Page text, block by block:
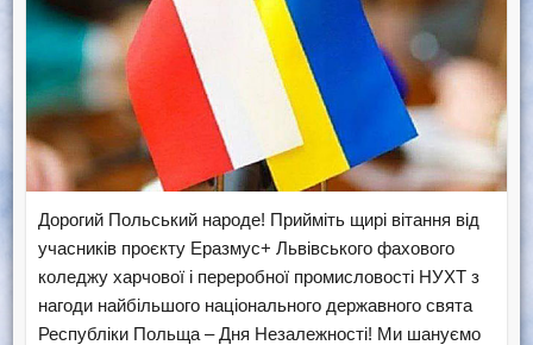
Дорогий Польський народе! Прийміть щирі вітання від
учасників проєкту Еразмус+ Львівського фахового
коледжу харчової і переробної промисловості НУХТ з
нагоди найбільшого національного державного свята
Республіки Польща – Дня Незалежності! Ми шануємо